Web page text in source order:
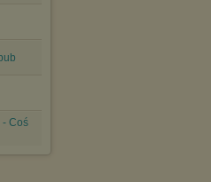
- Coś